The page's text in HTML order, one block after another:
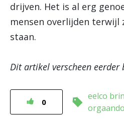
drijven. Het is al erg
mensen overlijden terwijl
staan.
Dit artikel verscheen eerder
0
eelco